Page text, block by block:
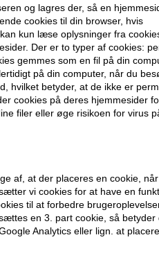
og lagres der, så en
cookies til din browser, hvis
kun læse oplysninger fra
Der er to typer af cookies:
gemmes som en fil på din
på din computer, når du
hvilket betyder, at de ikke er
cookies på deres hjemmesider
filer eller øge risikoen for virus
af, at der placeres en cookie,
vi cookies for at have en
til at forbedre
en 3. part cookie, så betyder
Analytics eller lign. at
ANMELDELSER
Nutri Color Filters 931 Light
giver intens farve, pleje og
på lysnet hår. Nutri Color Filters
i vasket håndklædetørt hår
handsker ved påføring - særligt
3-15 minutter -
og fordeles jævnt i håret